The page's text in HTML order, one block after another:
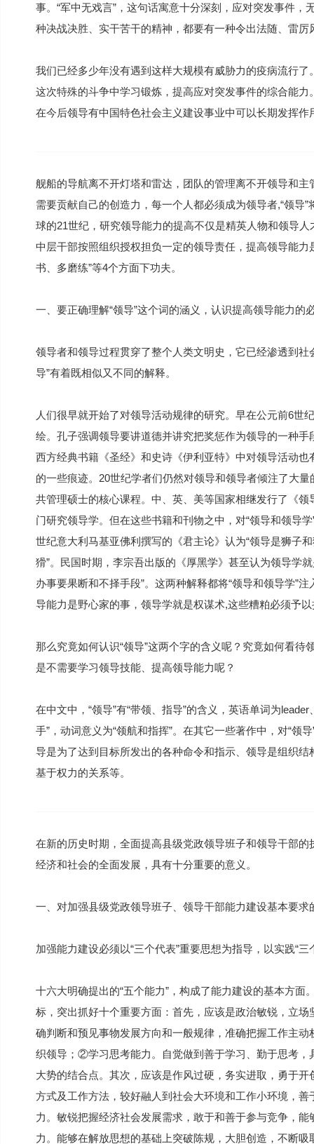
事。“军中无戏言”，这句话寓意十分深刻，应对突发事件
种决战决胜、实干苦干的精神，都要有一种令出法随、雷
我们已经多少年没有遇到这样大规模有威胁力的疫病流行
这次特殊的斗争中学习锻炼，提高应对突发事件的综合能
在今后领导有中国特色社会主义建设事业中可以长期发挥作
舰船的导航离不开灯塔和雷达，团队的管理离不开领导和
需要贡献自己的创造力，每一个人都必须成为领导者,“领导
球的21世纪，研究领导能力的提高不仅是精英人物和领导
中层干部按照组织授权担负一定的领导责任，提高领导能
书、多磨练”等4个方面下功夫。
一、要正确理解“领导”这个词的涵义，认识提高领导能力的
领导者和领导过程贯穿了整个人类文明史，它已经渗透到
导”有着既相似又不同的解释。
人们很早就开始了对领导活动规律的研究。早在公元前6世
绘。孔子强调领导要讲道德并讲究把奖惩作为领导的一种
西方经典书籍《圣经》和史诗《伊利亚特》中对领导活动
的一些痕迹。20世纪学者们仍然对领导和领导者倾注了大
共管理硕士的核心课程。中、英、美等国家相继发行了《
门研究领导学。但在这些书籍和刊物之中，对“领导和领导
世纪意大利马基亚佛利撰写的《君主论》认为“领导是狮子
猾”。民国时期，李宗吾出版的《厚黑学》甚至认为领导学
办事要果断和不择手段”。这两种解释都将“领导和领导学”
导能力是野心家的事，领导学就是权谋术,这些糟粕必须予
那么究竟如何认识“领导”这两个字的含义呢？究竟如何看
是不需要学习领导技能、提高领导能力呢？
在中文中，“领导”有“带领、指导”的含义，英语单词为
手”，动词意义为“领航和指挥”。在其它一些著作中，对“
导是为了达到目标所发出的各种命令和指示、领导是组织
基于权力的关系等。
在新的历史时期，全面提高县级党政领导班子和领导干部
经济和社会的全面发展，具有十分重要的意义。
一、对加强县级党政领导班子、领导干部能力建设基本要求
加强能力建设必须以“三个代表”重要思想为指导，以实践“
十六大明确提出的“五个能力”，构成了能力建设的基本方面
标，突出抓好十个重要方面：首先，应该是政治敏锐，立
确判断和预见事物发展方向和一般规律，准确把握工作主
织领导；②学习思考能力。自觉做到善于学习、勤于思考
大势的结合点。其次，应该是作风过硬，务实进取，勇于
方式及工作方法，较好融人到社会大环境和工作小环境，
力。敏锐把握经济社会发展需求，敢于和善于参与竞争，
力。能够在解放思想的基础上突破陈规，大胆创造，不断